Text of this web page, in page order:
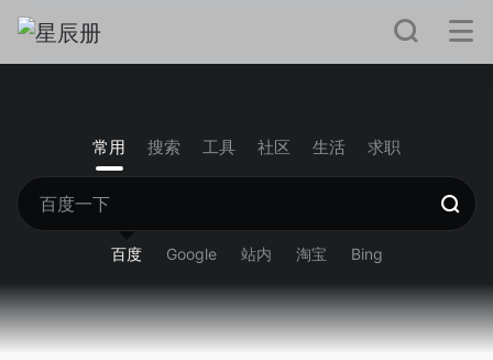
常用 搜索 工具 社区 生活 求职
百度 Google 站内 淘宝 Bing